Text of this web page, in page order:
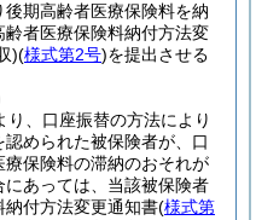
期高齢者医療保険料を納
者医療保険料納付方法変
)(様式第2号)を提出させる
り、口座振替の方法により
められた被保険者が、口
保険料の滞納のおそれが
あっては、当該被保険者
納付方法変更通知書(様式第